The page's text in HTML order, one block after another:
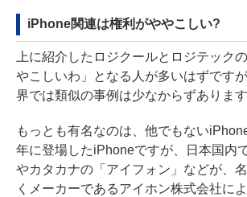
iPhone関連は権利がややこしい?
上に紹介したロジクールとロジテック
やこしいわ」となる人が多いはずです
界では類似の事例は少なからずあります
もっとも有名なのは、他でもない
年に登場したiPhoneですが、日本国内
やカタカナの「アイフォン」などが、
くメーカーであるアイホン株式会社に